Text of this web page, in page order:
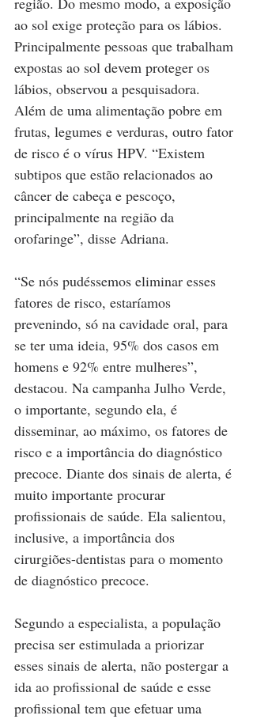
ao sol exige proteção para os lábios.
Principalmente pessoas que trabalham
expostas ao sol devem proteger os
lábios, observou a pesquisadora.
Além de uma alimentação pobre em
frutas, legumes e verduras, outro fator
de risco é o vírus HPV. “Existem
subtipos que estão relacionados ao
câncer de cabeça e pescoço,
principalmente na região da
orofaringe”, disse Adriana.
“Se nós pudéssemos eliminar esses
fatores de risco, estaríamos
prevenindo, só na cavidade oral, para
se ter uma ideia, 95% dos casos em
homens e 92% entre mulheres”,
destacou. Na campanha Julho Verde,
o importante, segundo ela, é
disseminar, ao máximo, os fatores de
risco e a importância do diagnóstico
precoce. Diante dos sinais de alerta, é
muito importante procurar
profissionais de saúde. Ela salientou,
inclusive, a importância dos
cirurgiões-dentistas para o momento
de diagnóstico precoce.
Segundo a especialista, a população
precisa ser estimulada a priorizar
esses sinais de alerta, não postergar a
ida ao profissional de saúde e esse
profissional tem que efetuar uma